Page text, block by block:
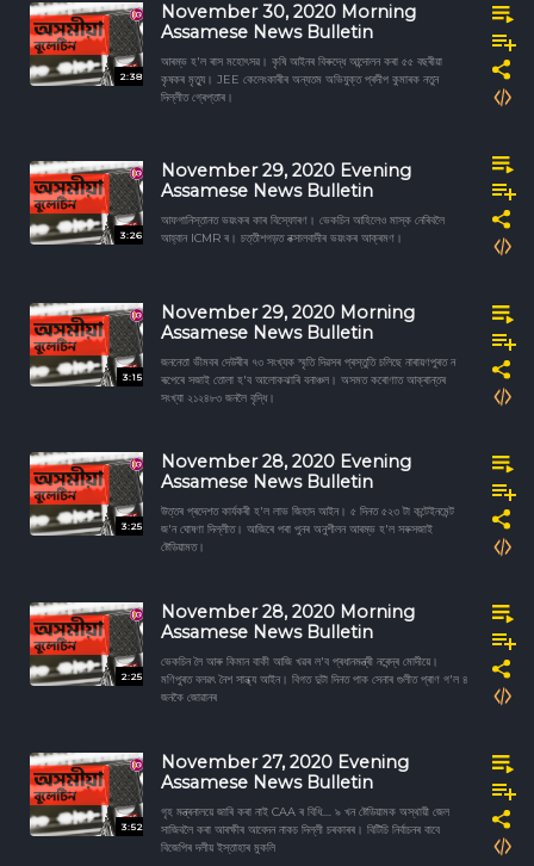
2:38
November 30, 2020 Morning
Assamese News Bulletin
আৰম্ভ হ'ল ৰাস মহোৎসৱ। কৃষি আইনৰ বিৰুদ্ধে আন্দোলন কৰা ৫৫ বছৰীয়া
কৃষকৰ মৃত্যু। JEE কেলেংকাৰীৰ অন্যতম অভিযুক্ত প্ৰদীপ কুমাৰক নতুন
দিল্লীত গ্ৰেপ্তাৰ।
3:26
November 29, 2020 Evening
Assamese News Bulletin
আফগানিস্তানত ভয়ংকৰ কাৰ বিস্ফোৰণ। ভেকচিন আহিলেও মাস্ক নেৰিবলৈ
আহ্বান ICMR ৰ। চত্তীশগড়ত নক্সালবাদীৰ ভয়ংকৰ আক্ৰমণ।
3:15
November 29, 2020 Morning
Assamese News Bulletin
জননেতা ভীমবৰ দেউৰীৰ ৭৩ সংখ্যক স্মৃতি দিৱসৰ প্ৰস্তুতি চলিছে নাৰায়ণপুৰত ন
ৰূপেৰে সজাই তোলা হ'ব আলোকঝাৰি বনাঞ্চল। অসমত কৰোণাত আক্ৰান্তৰ
সংখ্যা ২১২৪৮৩ জনলৈ বৃদ্ধি।
3:25
November 28, 2020 Evening
Assamese News Bulletin
উত্তৰ প্ৰদেশত কাৰ্যকৰী হ'ল লাভ জিহাদ আইন। ৫ দিনত ৫২৩ টা কন্টেইনমেন্ট
জ'ন ঘোষণা দিল্লীত। আজিৰে পৰা পুনৰ অনুশীলন আৰম্ভ হ'ল সৰুসজাই
ষ্টেডিয়ামত।
2:25
November 28, 2020 Morning
Assamese News Bulletin
ভেকচিন লৈ আৰু কিমান বাকী আজি খৱৰ ল'ব প্ৰধানমন্ত্ৰী নৰেন্দ্ৰ মোদীয়ে।
মণিপুৰত বলৱৎ নৈশ সান্ধ্য আইন। বিগত দুটা দিনত পাক সেনাৰ গুলীত প্ৰাণ গ'ল ৪
জনকৈ জোৱানৰ
3:52
November 27, 2020 Evening
Assamese News Bulletin
গৃহ মন্ত্ৰনালয়ে জাৰি কৰা নাই CAA ৰ বিধি.... ৯ খন ষ্টেডিয়ামক অস্থায়ী জেল
সাজিবলৈ কৰা আৰক্ষীৰ আবেদন নাকচ দিল্লী চৰকাৰৰ। বিটিচি নিৰ্বাচনৰ বাবে
বিজেপিৰ দলীয় ইস্তাহাৰ মুকলি